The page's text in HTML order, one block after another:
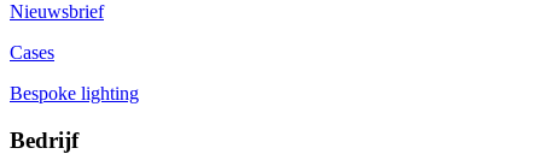
Nieuwsbrief
Cases
Bespoke lighting
Bedrijf